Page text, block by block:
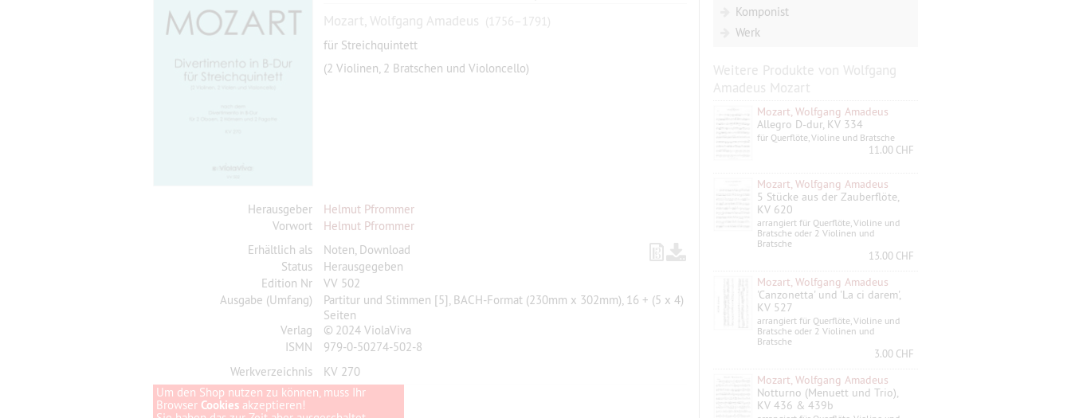
Mozart, Wolfgang Amadeus (1756–1791)
für Streichquintett
(2 Violinen, 2 Bratschen und Violoncello)
Herausgeber
Helmut Pfrommer
Vorwort
Helmut Pfrommer
Erhältlich als
Noten, Download
Status
Herausgegeben
Edition Nr
VV 502
Ausgabe (Umfang)
Partitur und Stimmen [5], BACH-Format (230mm x 302mm), 16 + (5 x 4)
Seiten
Verlag
© 2024 ViolaViva
ISMN
979-0-50274-502-8
Werkverzeichnis
KV 270
Um den Shop nutzen zu können, muss Ihr
Browser Cookies akzeptieren!
Komponist
Werk
Weitere Produkte von Wolfgang
Amadeus Mozart
Mozart, Wolfgang Amadeus
Allegro D-dur, KV 334
für Querflöte, Violine und Bratsche
11.00 CHF
Mozart, Wolfgang Amadeus
5 Stücke aus der Zauberflöte,
KV 620
arrangiert für Querflöte, Violine und
Bratsche oder 2 Violinen und
Bratsche
13.00 CHF
Mozart, Wolfgang Amadeus
'Canzonetta' und 'La ci darem',
KV 527
arrangiert für Querflöte, Violine und
Bratsche oder 2 Violinen und
Bratsche
3.00 CHF
Mozart, Wolfgang Amadeus
Notturno (Menuett und Trio),
KV 436 & 439b